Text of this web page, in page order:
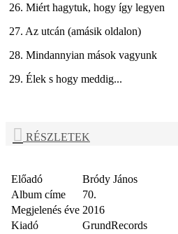
26. Miért hagytuk, hogy így legyen
27. Az utcán (amásik oldalon)
28. Mindannyian mások vagyunk
29. Élek s hogy meddig...
RÉSZLETEK
Előadó
Bródy János
Album címe
70.
Megjelenés éve 2016
Kiadó
GrundRecords